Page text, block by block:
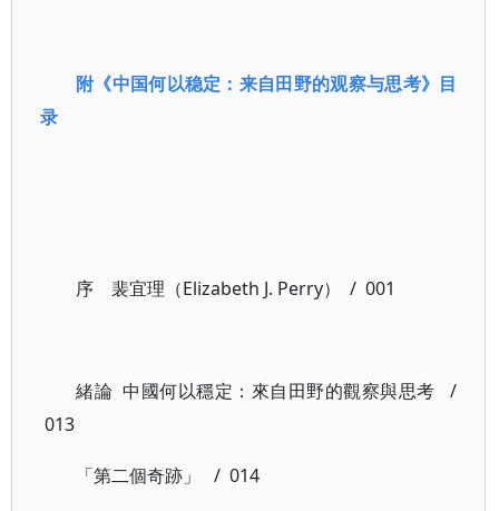
附《中国何以稳定：来自田野的观察与思考》目
录
序 裴宜理（Elizabeth J. Perry） / 001
緒論 中國何以穩定：來自田野的觀察與思考 /
013
「第二個奇跡」 / 014